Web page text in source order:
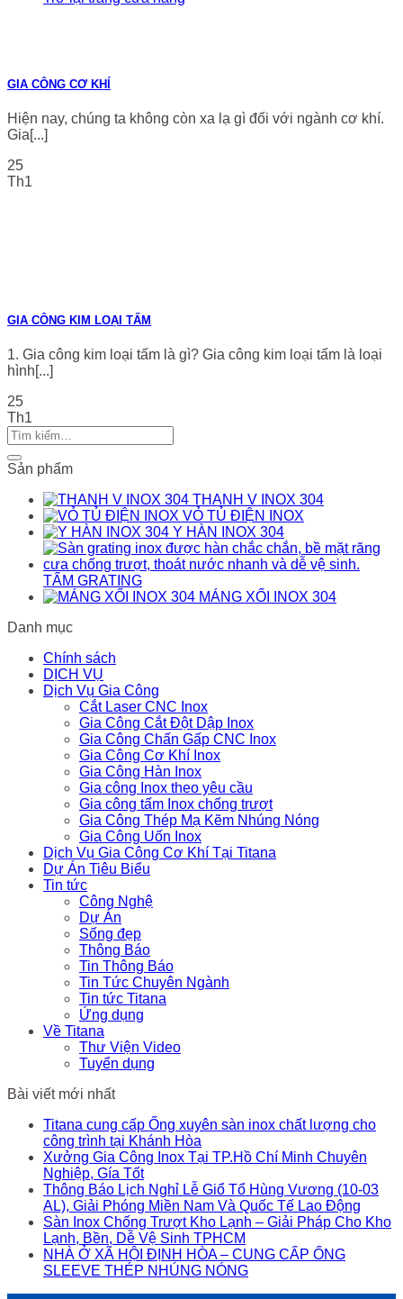
GIA CÔNG CƠ KHÍ
Hiện nay, chúng ta không còn xa lạ gì đối với ngành cơ khí.
Gia[...]
25
Th1
GIA CÔNG KIM LOẠI TẤM
1. Gia công kim loại tấm là gì? Gia công kim loại tấm là loại
hình[...]
25
Th1
Sản phẩm
THANH V INOX 304
VỎ TỦ ĐIỆN INOX
Y HÀN INOX 304
TẤM GRATING
MÁNG XỐI INOX 304
Danh mục
Chính sách
DỊCH VỤ
Dịch Vụ Gia Công
Cắt Laser CNC Inox
Gia Công Cắt Đột Dập Inox
Gia Công Chấn Gấp CNC Inox
Gia Công Cơ Khí Inox
Gia Công Hàn Inox
Gia công Inox theo yêu cầu
Gia công tấm Inox chống trượt
Gia Công Thép Mạ Kẽm Nhúng Nóng
Gia Công Uốn Inox
Dịch Vụ Gia Công Cơ Khí Tại Titana
Dự Án Tiêu Biểu
Tin tức
Công Nghệ
Dự Án
Sống đẹp
Thông Báo
Tin Thông Báo
Tin Tức Chuyên Ngành
Tin tức Titana
Ứng dụng
Về Titana
Thư Viện Video
Tuyển dụng
Bài viết mới nhất
Titana cung cấp Ống xuyên sàn inox chất lượng cho
công trình tại Khánh Hòa
Xưởng Gia Công Inox Tại TP.Hồ Chí Minh Chuyên
Nghiệp, Gía Tốt
Thông Báo Lịch Nghỉ Lễ Giổ Tổ Hùng Vương (10-03
AL), Giải Phóng Miền Nam Và Quốc Tế Lao Động
Sàn Inox Chống Trượt Kho Lạnh – Giải Pháp Cho Kho
Lạnh, Bền, Dễ Vệ Sinh TPHCM
NHÀ Ở XÃ HỘI ĐỊNH HÒA – CUNG CẤP ỐNG
SLEEVE THÉP NHÚNG NÓNG